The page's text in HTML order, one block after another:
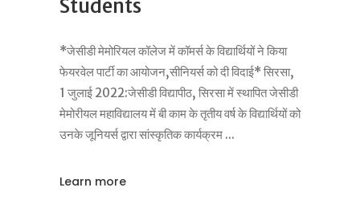
Students
*जेसीडी मेमोरियल कॉलेज में कॉमर्स के विद्यार्थियों ने किया
फेयरवेल पार्टी का आयोजन,सीनियर्स को दी विदाई* सिरसा,
1 जुलाई 2022:जेसीडी विद्यापीठ, सिरसा में स्थापित जेसीडी
मेमोरीयल महाविद्यालय में बी काम के तृतीय वर्ष के विद्यार्थियों को
उनके जूनियर्स द्वारा सांस्कृतिक कार्यक्रम
Learn more